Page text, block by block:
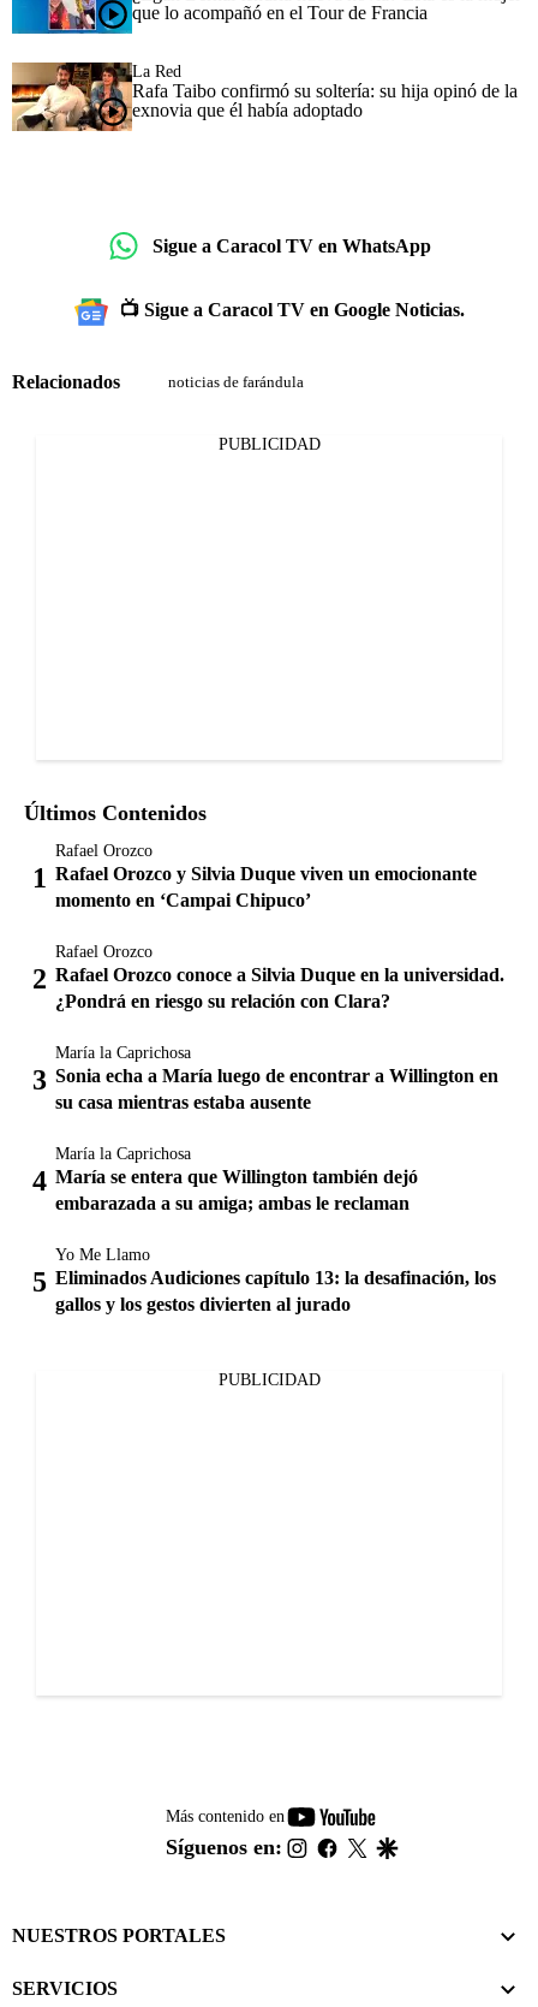
que lo acompañó en el Tour de Francia
La Red
Rafa Taibo confirmó su soltería: su hija opinó de la
exnovia que él había adoptado
Sigue a Caracol TV en WhatsApp
📺 Sigue a Caracol TV en Google Noticias.
Relacionados noticias de farándula
PUBLICIDAD
Últimos Contenidos
Rafael Orozco
Rafael Orozco y Silvia Duque viven un emocionante
momento en ‘Campai Chipuco’
Rafael Orozco
Rafael Orozco conoce a Silvia Duque en la universidad.
¿Pondrá en riesgo su relación con Clara?
María la Caprichosa
Sonia echa a María luego de encontrar a Willington en
su casa mientras estaba ausente
María la Caprichosa
María se entera que Willington también dejó
embarazada a su amiga; ambas le reclaman
Yo Me Llamo
Eliminados Audiciones capítulo 13: la desafinación, los
gallos y los gestos divierten al jurado
PUBLICIDAD
Más contenido en
youtube-
footer
Síguenos en: instagram
facebook
twitter
NUESTROS PORTALES
SERVICIOS